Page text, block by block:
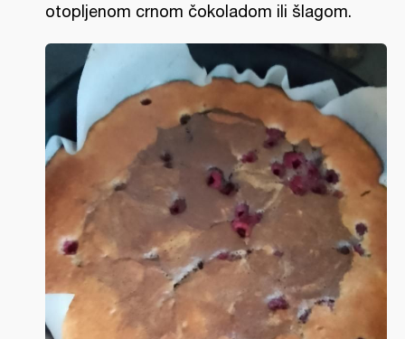
otopljenom crnom čokoladom ili šlagom.